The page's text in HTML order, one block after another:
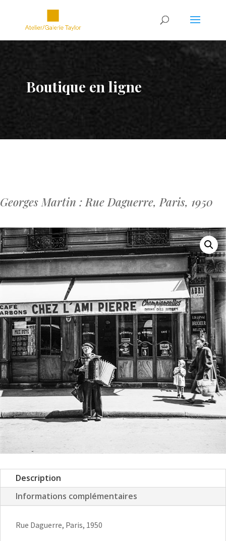
Boutique en ligne
Georges Martin : Rue Daguerre, Paris, 1950
Description
Informations complémentaires
Rue Daguerre, Paris, 1950